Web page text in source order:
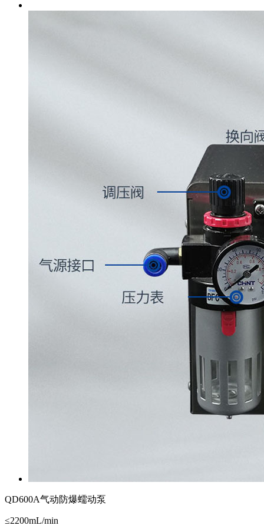
QD600A气动防爆蠕动泵
≤2200mL/min